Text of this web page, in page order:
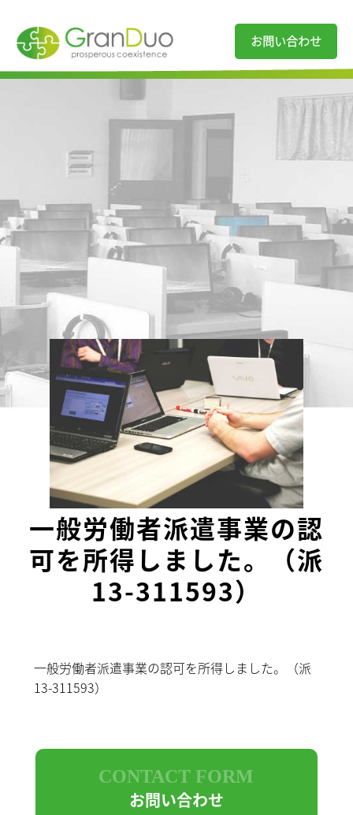
お問い合わせ
一般労働者派遣事業の認
可を所得しました。（派
13-311593）
一般労働者派遣事業の認可を所得しました。（派
13-311593）
CONTACT FORM
お問い合わせ